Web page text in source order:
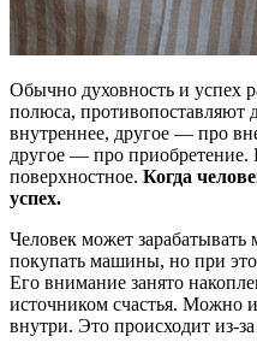
Обычно духовность и успех
полюса,
внутреннее, другое — про
другое — про приобретение.
поверхностное. Когда
успех.
Человек может
покупать машины, но при
Его внимание занято
источником счастья. Можно
внутри. Это происходит из-